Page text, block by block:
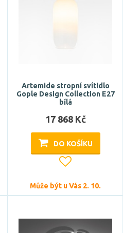
Artemide stropní svítidlo
Gople Design Collection E27
bílá
17 868 Kč
DO KOŠÍKU
Může být u Vás 2. 10.